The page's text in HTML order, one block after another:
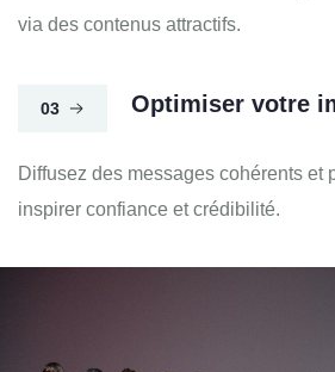
via des contenus attractifs.
03 Optimiser votre
Diffusez des messages cohérents et
inspirer confiance et crédibilité.